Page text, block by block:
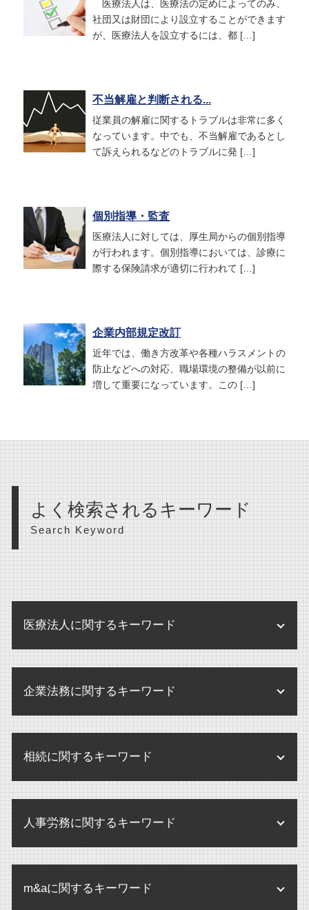
医療法人は、医療法の定めによってのみ、
社団又は財団により設立することができます
が、医療法人を設立するには、都 […]
不当解雇と判断される...
従業員の解雇に関するトラブルは非常に多く
なっています。中でも、不当解雇であるとし
て訴えられるなどのトラブルに発 […]
個別指導・監査
医療法人に対しては、厚生局からの個別指導
が行われます。個別指導においては、診療に
際する保険請求が適切に行われて […]
企業内部規定改訂
近年では、働き方改革や各種ハラスメントの
防止などへの対応、職場環境の整備が以前に
増して重要になっています。この […]
よく検索されるキーワード
Search Keyword
医療法人に関するキーワード
医療法人 メリット
監査 弁護士確認状
医療法人 m&a
医療法人 中小企業
個別指導 医療機関
医療法人 病院 違い
企業法務に関するキーワード
企業法務 弁護士
規程改定 改訂
個人情報 内部規定
内部規定 とは
相続に関するキーワード
相続 いつまで
遺産分割協議書 提出先
人事労務に関するキーワード
残業代 請求
パワハラ 損害賠償
m&aに関するキーワード